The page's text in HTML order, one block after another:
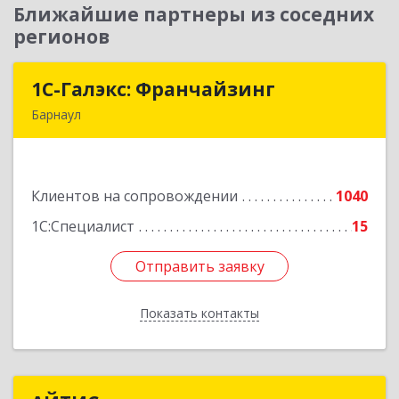
Ближайшие партнеры из соседних
регионов
1С-Галэкс: Франчайзинг
Барнаул
Клиентов на сопровождении
1040
1С:Специалист
15
Отправить заявку
Показать контакты
1С-Галэкс: Франчайзинг
Подробнее
Отправить заявку
Назад